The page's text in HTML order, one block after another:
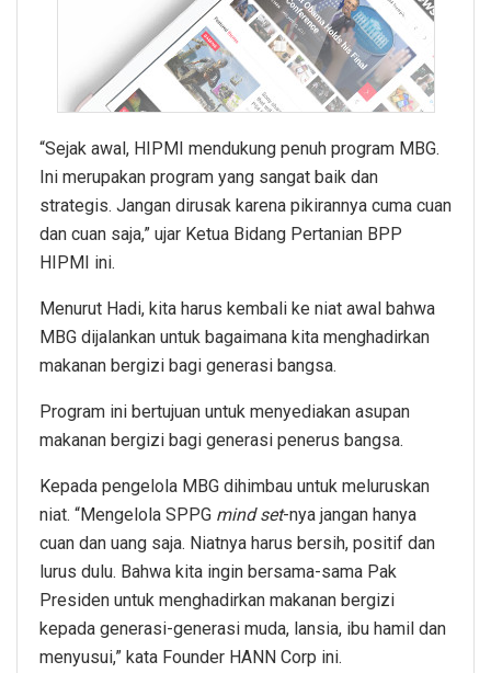
“Sejak awal, HIPMI mendukung penuh program MBG.
Ini merupakan program yang sangat baik dan
strategis. Jangan dirusak karena pikirannya cuma cuan
dan cuan saja,” ujar Ketua Bidang Pertanian BPP
HIPMI ini.
Menurut Hadi, kita harus kembali ke niat awal bahwa
MBG dijalankan untuk bagaimana kita menghadirkan
makanan bergizi bagi generasi bangsa.
Program ini bertujuan untuk menyediakan asupan
makanan bergizi bagi generasi penerus bangsa.
Kepada pengelola MBG dihimbau untuk meluruskan
niat. “Mengelola SPPG mind set-nya jangan hanya
cuan dan uang saja. Niatnya harus bersih, positif dan
lurus dulu. Bahwa kita ingin bersama-sama Pak
Presiden untuk menghadirkan makanan bergizi
kepada generasi-generasi muda, lansia, ibu hamil dan
menyusui,” kata Founder HANN Corp ini.